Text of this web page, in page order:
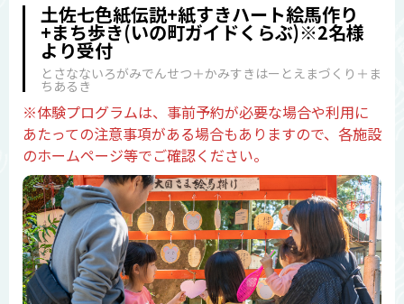
土佐七色紙伝説+紙すきハート絵馬作り
+まち歩き(いの町ガイドくらぶ)※2名様
より受付
とさなないろがみでんせつ＋かみすきはーとえまづくり＋ま
ちあるき
※体験プログラムは、事前予約が必要な場合や利用に
あたっての注意事項がある場合もありますので、各施設
のホームページ等でご確認ください。